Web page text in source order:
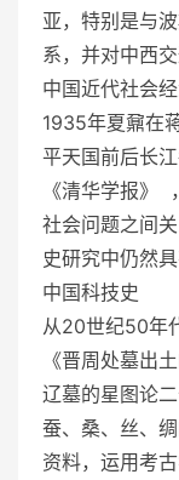
亚，特别是与
系，并对中西
中国近代社会
1935年夏鼐在
平天国前后长
《清华学报》
社会问题之间
史研究中仍然具
中国科技史
从20世纪50年
《晋周处墓出
辽墓的星图论
蚕、桑、丝、
资料，运用考